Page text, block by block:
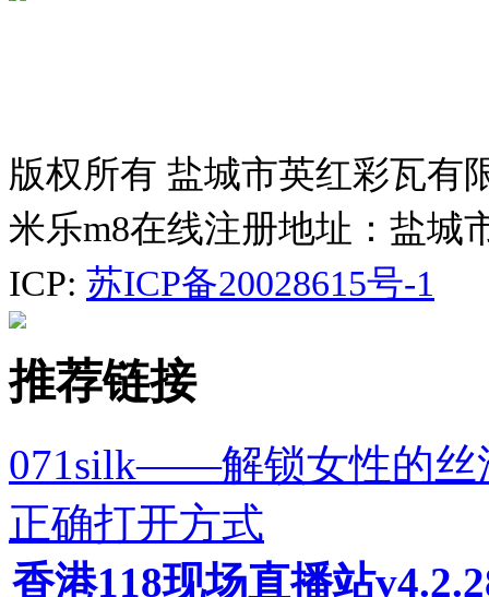
版权所有 盐城市英红彩瓦有
米乐m8在线注册地址：盐城
ICP: 苏ICP备20028615号-1
推荐链接
071silk——解锁女性的丝
正确打开方式
香港118现场直播站